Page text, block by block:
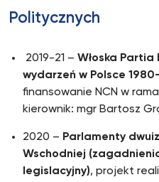
Politycznych
2019-21 – Włoska Partia
wydarzeń w Polsce
finansowanie NCN w
kierownik: mgr Bartosz
2020 – Parlamenty
Wschodniej
legislacyjny), projekt